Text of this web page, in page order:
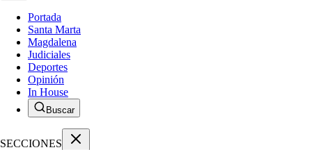
Portada
Santa Marta
Magdalena
Judiciales
Deportes
Opinión
In House
Buscar
SECCIONES